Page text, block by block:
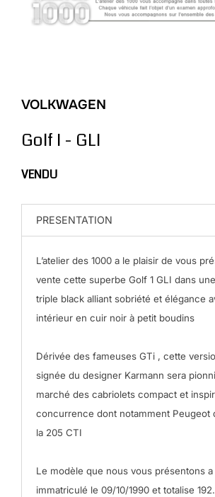
VOLKWAGEN
Golf I - GLI
VENDU
PRESENTATION
L’atelier des 1000 a le plaisir de vous
vente cette superbe Golf 1 GLI dans
triple black alliant sobriété et élégance
intérieur en cuir noir à petit boudins
Dérivée des fameuses GTi , cette
signée du designer Karmann sera
marché des cabriolets compact et
concurrence dont notamment Peugeot
la 205 CTI
Le modèle que nous vous présentons a
immatriculé le 09/10/1990 et totalise